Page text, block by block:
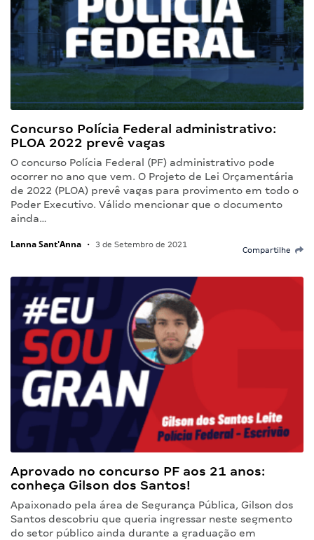
Concurso Polícia Federal administrativo:
PLOA 2022 prevê vagas
O concurso Polícia Federal (PF) administrativo pode
ocorrer no ano que vem. O Projeto de Lei Orçamentária
de 2022 (PLOA) prevê vagas para provimento em todo o
Poder Executivo. Válido mencionar que o documento
ainda…
Lanna Sant'Anna • 3 de Setembro de 2021
Compartilhe
Aprovado no concurso PF aos 21 anos:
conheça Gilson dos Santos!
Apaixonado pela área de Segurança Pública, Gilson dos
Santos descobriu que queria ingressar neste segmento
do setor público ainda durante a graduação em